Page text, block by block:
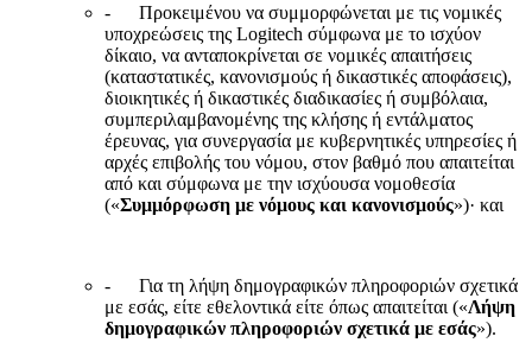
- Προκειμένου να συμμορφώνεται με τις νομικές
υποχρεώσεις της Logitech σύμφωνα με το ισχύον
δίκαιο, να ανταποκρίνεται σε νομικές απαιτήσεις
(καταστατικές, κανονισμούς ή δικαστικές αποφάσεις),
διοικητικές ή δικαστικές διαδικασίες ή συμβόλαια,
συμπεριλαμβανομένης της κλήσης ή εντάλματος
έρευνας, για συνεργασία με κυβερνητικές υπηρεσίες ή
αρχές επιβολής του νόμου, στον βαθμό που απαιτείται
από και σύμφωνα με την ισχύουσα νομοθεσία
(«Συμμόρφωση με νόμους και κανονισμούς»)· και
- Για τη λήψη δημογραφικών πληροφοριών σχετικά
με εσάς, είτε εθελοντικά είτε όπως απαιτείται («Λήψη
δημογραφικών πληροφοριών σχετικά με εσάς»).